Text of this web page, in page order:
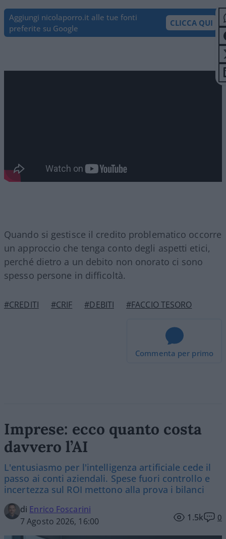
Aggiungi nicolaporro.it alle tue fonti
preferite su Google
CLICCA QUI
Quando si gestisce il credito problematico occorre
un approccio che tenga conto degli aspetti etici,
perché dietro a un debito non onorato ci sono
spesso persone in difficoltà.
#CREDITI #CRIF #DEBITI #FACCIO TESORO
Commenta per primo
Imprese: ecco quanto costa
davvero l’AI
L'entusiasmo per l'intelligenza artificiale cede il
passo ai conti aziendali. Spese fuori controllo e
incertezza sul ROI mettono alla prova i bilanci
di Enrico Foscarini
7 Agosto 2026, 16:00
1.5k 0